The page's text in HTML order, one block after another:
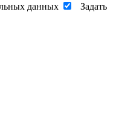
данных
Задать